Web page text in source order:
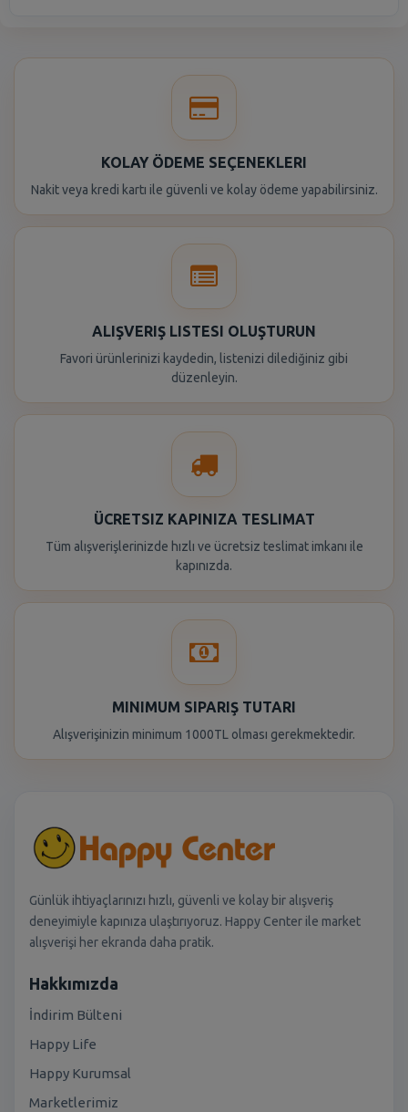
KOLAY ÖDEME SEÇENEKLERI
Nakit veya kredi kartı ile güvenli ve kolay ödeme yapabilirsiniz.
ALIŞVERIŞ LISTESI OLUŞTURUN
Favori ürünlerinizi kaydedin, listenizi dilediğiniz gibi
düzenleyin.
ÜCRETSIZ KAPINIZA TESLIMAT
Tüm alışverişlerinizde hızlı ve ücretsiz teslimat imkanı ile
kapınızda.
MINIMUM SIPARIŞ TUTARI
Alışverişinizin minimum 1000TL olması gerekmektedir.
Günlük ihtiyaçlarınızı hızlı, güvenli ve kolay bir alışveriş
deneyimiyle kapınıza ulaştırıyoruz. Happy Center ile market
alışverişi her ekranda daha pratik.
Hakkımızda
İndirim Bülteni
Happy Life
Happy Kurumsal
Marketlerimiz